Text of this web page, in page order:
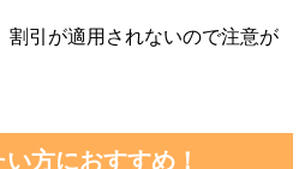
割引が適用されないので注意が
方におすすめ！